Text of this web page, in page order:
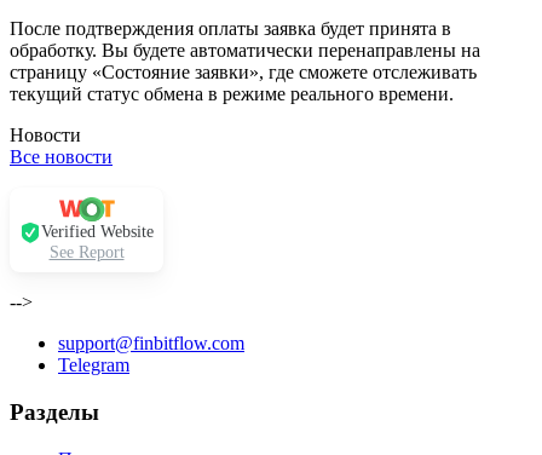
После подтверждения оплаты заявка будет принята в
обработку. Вы будете автоматически перенаправлены на
страницу «Состояние заявки», где сможете отслеживать
текущий статус обмена в режиме реального времени.
Новости
Все новости
Verified Website
See Report
-->
support@finbitflow.com
Telegram
Разделы